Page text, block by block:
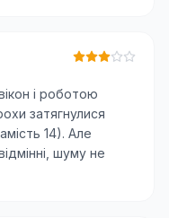
і роботою
затягнулися
14). Але
шуму не